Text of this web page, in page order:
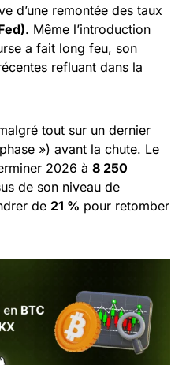
d’une remontée des taux
. Même l’introduction
a fait long feu, son
refluant dans la
tout sur un dernier
») avant la chute. Le
2026 à 8 250
de son niveau de
de 21 % pour retomber